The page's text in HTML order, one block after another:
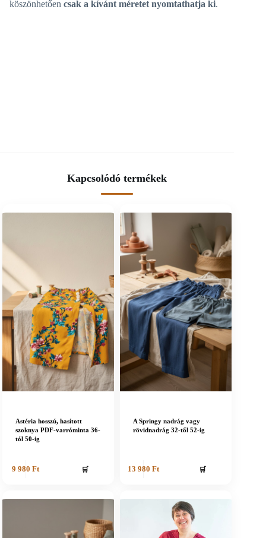
köszönhetően csak a kívánt méretet nyomtathatja ki.
Kapcsolódó termékek
Astéria hosszú, hasított
szoknya PDF-varróminta 36-
tól 50-ig
9 980Ft 🛒
A Springy nadrág vagy
rövidnadrág 32-től 52-ig
13 980 Ft 🛒